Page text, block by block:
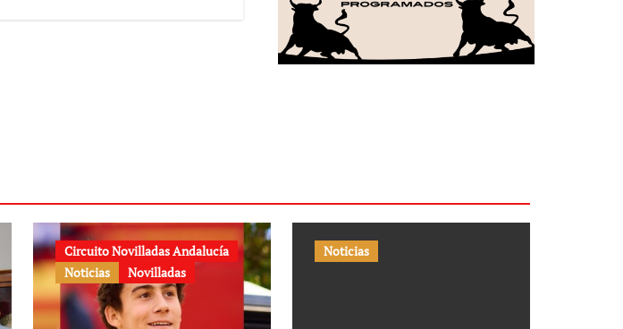
Circuito Novilladas Andalucía
Noticias
Novilladas
Noticias